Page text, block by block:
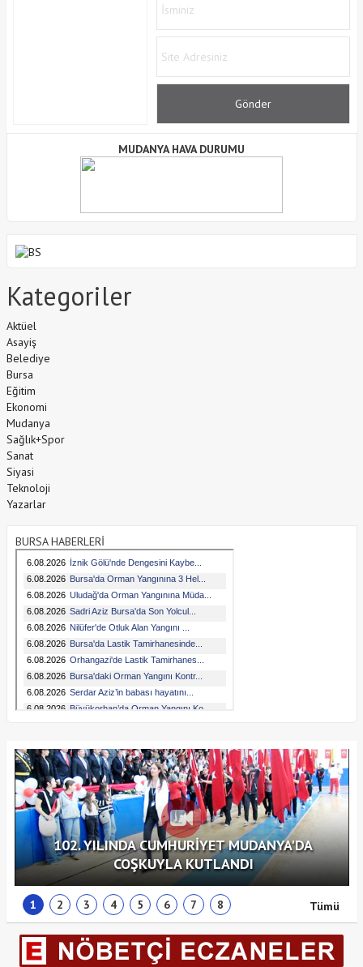
MUDANYA HAVA DURUMU
Kategoriler
Aktüel
Asayiş
Belediye
Bursa
Eğitim
Ekonomi
Mudanya
Sağlık+Spor
Sanat
Siyasi
Teknoloji
Yazarlar
BURSA HABERLERİ
Tümü
102. YILINDA CUMHURİYET MUDANYA'DA
COŞKUYLA KUTLANDI
1 2 3 4 5 6 7 8